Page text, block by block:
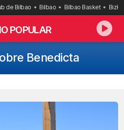
de Bilbao Bilbao Bilbao Basket
POPULAR
Benedicta